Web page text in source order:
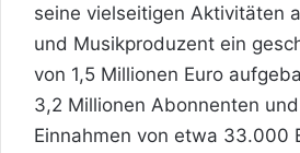
seine vielseitigen Aktivitäten
und Musikproduzent ein
von 1,5 Millionen Euro
3,2 Millionen Abonnenten
Einnahmen von etwa 33.000